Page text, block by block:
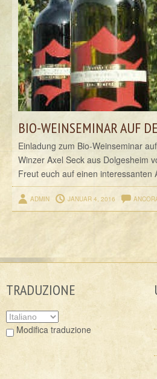
BIO-WEINSEMINAR AUF
Einladung zum Bio-Weinseminar
Winzer Axel Seck aus Dolgesheim
Freut euch auf einen
ADMIN JANUAR 4, 2016
TRADUZIONE
Modifica traduzione